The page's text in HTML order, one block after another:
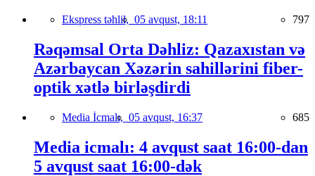
Ekspress təhlil, 05 avqust, 18:11 797
Rəqəmsal Orta Dəhliz: Qazaxıstan və
Azərbaycan Xəzərin sahillərini fiber-
optik xətlə birləşdirdi
Media İcmalı, 05 avqust, 16:37 685
Media icmalı: 4 avqust saat 16:00-dan
5 avqust saat 16:00-dək